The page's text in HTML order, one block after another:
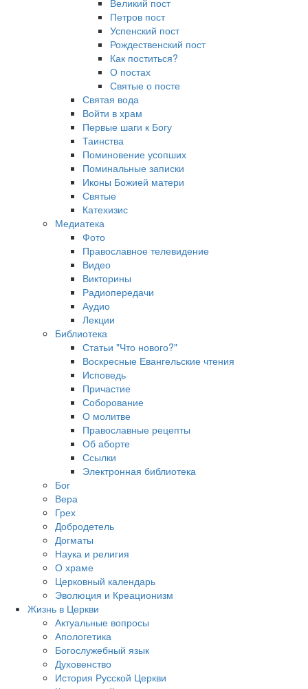
Великий пост
Петров пост
Успенский пост
Рождественский пост
Как поститься?
О постах
Святые о посте
Святая вода
Войти в храм
Первые шаги к Богу
Таинства
Поминовение усопших
Поминальные записки
Иконы Божией матери
Святые
Катехизис
Медиатека
Фото
Православное телевидение
Видео
Викторины
Радиопередачи
Аудио
Лекции
Библиотека
Статьи "Что нового?"
Воскресные Евангельские чтения
Исповедь
Причастие
Соборование
О молитве
Православные рецепты
Об аборте
Ссылки
Электронная библиотека
Бог
Вера
Грех
Добродетель
Догматы
Наука и религия
О храме
Церковный календарь
Эволюция и Креационизм
Жизнь в Церкви
Актуальные вопросы
Апологетика
Богослужебный язык
Духовенство
История Русской Церкви